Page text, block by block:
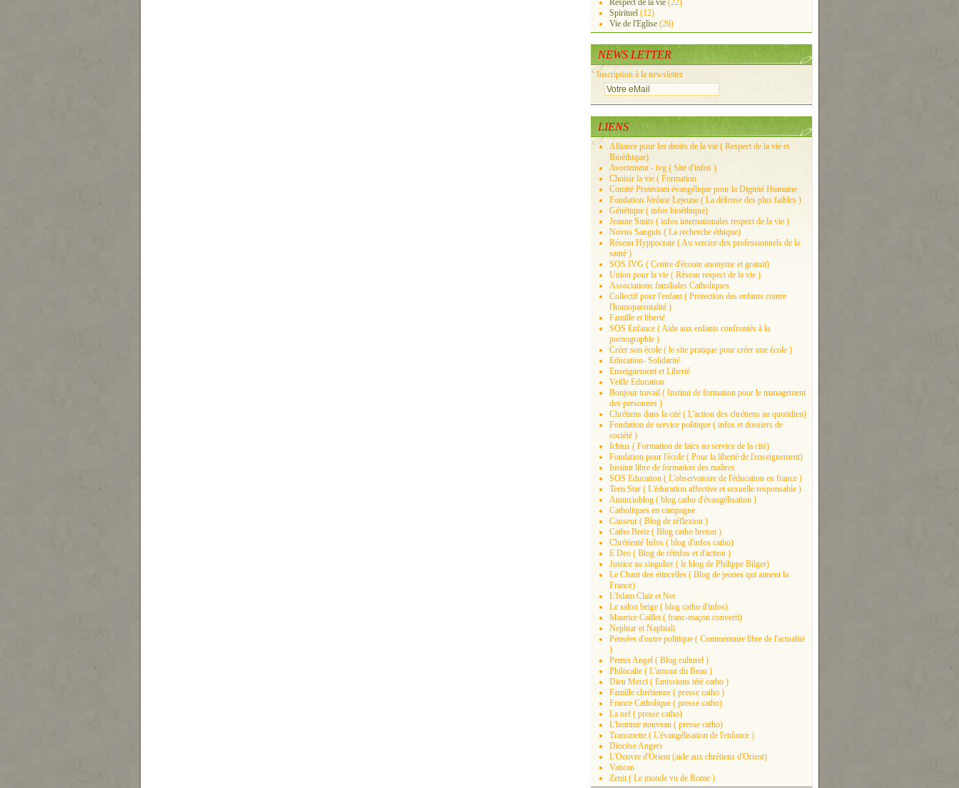
Respect de la vie (22)
Spirituel (12)
Vie de l'Eglise (26)
NEWS LETTER
Inscription à la newsletter
LIENS
Alliance pour les droits de la vie ( Respect de la vie et
Bioéthique)
Avortement - ivg ( Site d'infos )
Choisir la vie ( Formation
Comité Protestant évangélique pour la Dignité Humaine
Fondation Jérôme Lejeune ( La défense des plus faibles )
Génétique ( infos bioéthique)
Jeanne Smits ( infos internationales respect de la vie )
Novus Sanguis ( La recherche éthique)
Réseau Hyppocrate ( Au sercice des professionnels de la
santé )
SOS IVG ( Centre d'écoute anonyme et gratuit)
Union pour la vie ( Réseau respect de la vie )
Associations familiales Catholiques
Collectif pour l'enfant ( Protection des enfants contre
l'homoparentalité )
Famille et liberté
SOS Enfance ( Aide aux enfants confrontés à la
pornographie )
Créer son école ( le site pratique pour créer une école )
Education- Solidarité
Enseignement et Liberté
Veille Education
Bonjour travail ( Institut de formation pour le management
des personnes )
Chrétiens dans la cité ( L'action des chrétiens au quotidien)
Fondation de service politique ( infos et dossiers de
société )
Ichtus ( Formation de laïcs au service de la cité)
Fondation pour l'école ( Pour la liberté de l'enseignement)
Institut libre de formation des maîtres
SOS Education ( L'observatoire de l'éducation en france )
Teen Star ( L'éducation affective et sexuelle responsable )
Anuncioblog ( blog catho d'évangélisation )
Catholiques en campagne
Causeur ( Blog de réflexion )
Catho Breiz ( Blog catho breton )
Chrétienté Infos ( blog d'infos catho)
E Deo ( Blog de réinfos et d'action )
Justice au singulier ( le blog de Philippe Bilger)
Le Chant des étincelles ( Blog de jeunes qui aiment la
France)
L'Islam Clair et Net
Le salon beige ( blog catho d'infos)
Maurice Caillet ( franc-maçon converti)
Nephtar et Naphtali
Pensées d'outre politique ( Commentaire libre de l'actualité
)
Petrus Angel ( Blog culturel )
Philocalie ( L'amour du Beau )
Dieu Merci ( Emissions tété catho )
Famille chrétienne ( presse catho )
France Catholique ( presse catho)
La nef ( presse catho)
L'homme nouveau ( presse catho)
Transmette ( L'évangélisation de l'enfance )
Diocèse Angers
L'Oeuvre d'Orient (aide aux chrétiens d'Orient)
Vatican
Zenit ( Le monde vu de Rome )